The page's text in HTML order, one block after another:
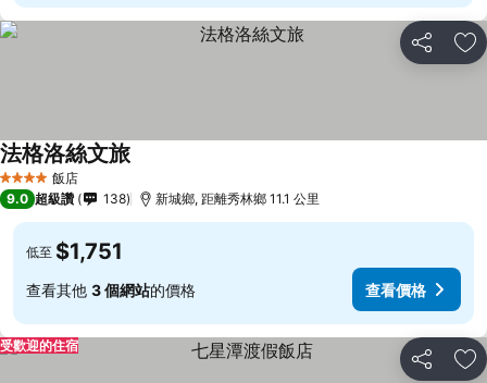
分享 加
4 星級 飯店
法格洛絲文旅
9.0 超級讚 138 新城鄉, 距離秀林鄉 11.1 公里
低至 $1,751
查看其他 3 個網站的價格 查看價格
分享 加
受歡迎的住宿